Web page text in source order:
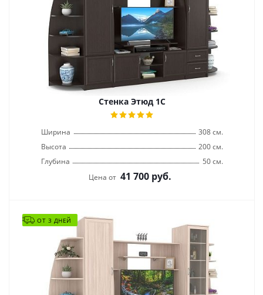
Стенка Этюд 1С
Ширина
308 см.
Высота
200 см.
Глубина
50 см.
Цена от 41 700 руб.
ОТ 3 ДНЕЙ